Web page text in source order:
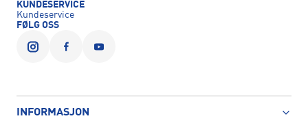
KUNDESERVICE
Kundeservice
FØLG OSS
INFORMASJON